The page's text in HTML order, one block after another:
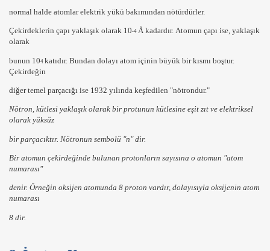
normal halde atomlar elektrik yükü bakımından nötürdürler.
Çekirdeklerin çapı yaklaşık olarak 10-4 Å kadardır. Atomun çapı ise, yaklaşık
olarak
bunun 104 katıdır. Bundan dolayı atom içinin büyük bir kısmı boştur.
Çekirdeğin
diğer temel parçacığı ise 1932 yılında keşfedilen "nötrondur."
Nötron, kütlesi yaklaşık olarak bir protunun kütlesine eşit zıt ve elektriksel
olarak yüksüz
bir parçacıktır. Nötronun sembolü "n"dir.
Bir atomun çekirdeğinde bulunan protonların sayısına o atomun "atom
numarası"
denir. Örneğin oksijen atomunda 8 proton vardır, dolayısıyla oksijenin atom
numarası
8 dir.